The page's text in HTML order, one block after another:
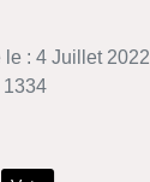
le : 4 Juillet 2022
1334